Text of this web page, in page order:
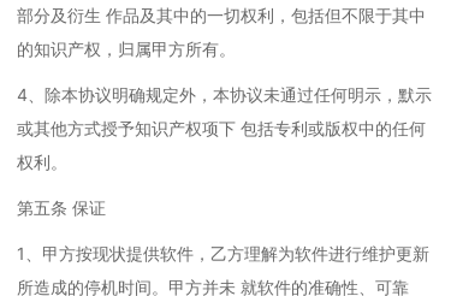
部分及衍生 作品及其中的一切权利，包括但不限于其中
的知识产权，归属甲方所有。
4、除本协议明确规定外，本协议未通过任何明示，默示
或其他方式授予知识产权项下 包括专利或版权中的任何
权利。
第五条 保证
1、甲方按现状提供软件，乙方理解为软件进行维护更新
所造成的停机时间。甲方并未 就软件的准确性、可靠